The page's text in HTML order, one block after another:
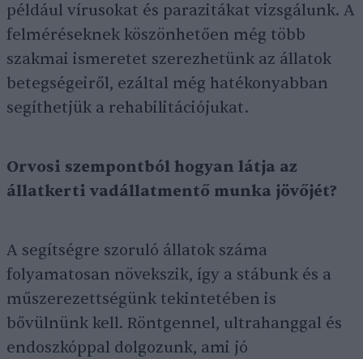
például vírusokat és parazitákat vizsgálunk. A
felméréseknek köszönhetően még több
szakmai ismeretet szerezhetünk az állatok
betegségeiről, ezáltal még hatékonyabban
segíthetjük a rehabilitációjukat.
Orvosi szempontból hogyan látja az
állatkerti vadállatmentő munka jövőjét?
A segítségre szoruló állatok száma
folyamatosan növekszik, így a stábunk és a
műszerezettségünk tekintetében is
bővülnünk kell. Röntgennel, ultrahanggal és
endoszkóppal dolgozunk, ami jó